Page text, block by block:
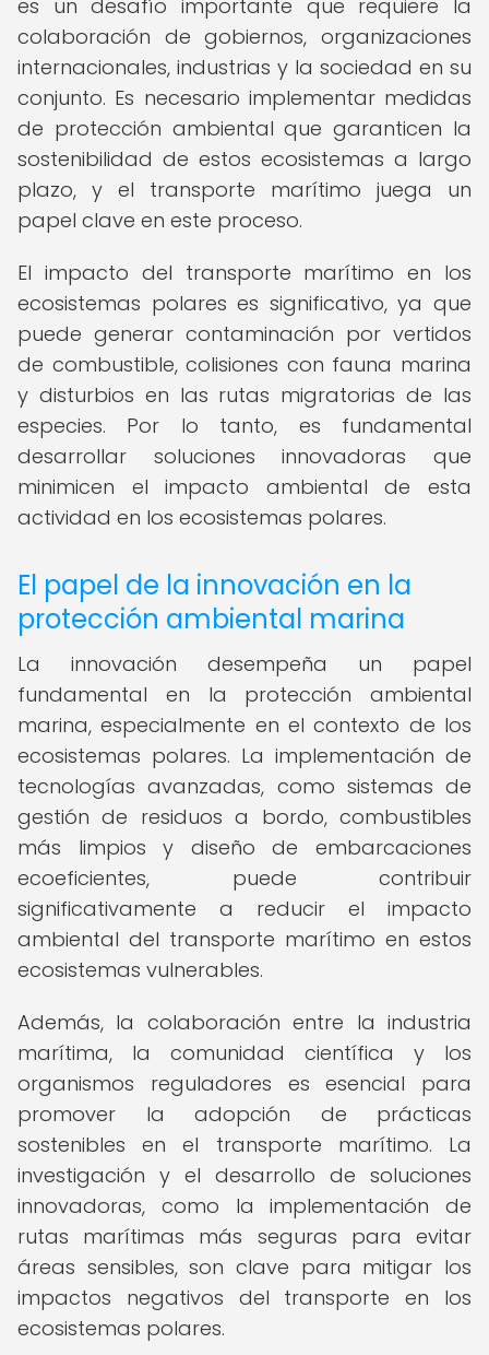
es un desafío importante que requiere la
colaboración de gobiernos, organizaciones
internacionales, industrias y la sociedad en su
conjunto. Es necesario implementar medidas
de protección ambiental que garanticen la
sostenibilidad de estos ecosistemas a largo
plazo, y el transporte marítimo juega un
papel clave en este proceso.
El impacto del transporte marítimo en los
ecosistemas polares es significativo, ya que
puede generar contaminación por vertidos
de combustible, colisiones con fauna marina
y disturbios en las rutas migratorias de las
especies. Por lo tanto, es fundamental
desarrollar soluciones innovadoras que
minimicen el impacto ambiental de esta
actividad en los ecosistemas polares.
El papel de la innovación en la
protección ambiental marina
La innovación desempeña un papel
fundamental en la protección ambiental
marina, especialmente en el contexto de los
ecosistemas polares. La implementación de
tecnologías avanzadas, como sistemas de
gestión de residuos a bordo, combustibles
más limpios y diseño de embarcaciones
ecoeficientes, puede contribuir
significativamente a reducir el impacto
ambiental del transporte marítimo en estos
ecosistemas vulnerables.
Además, la colaboración entre la industria
marítima, la comunidad científica y los
organismos reguladores es esencial para
promover la adopción de prácticas
sostenibles en el transporte marítimo. La
investigación y el desarrollo de soluciones
innovadoras, como la implementación de
rutas marítimas más seguras para evitar
áreas sensibles, son clave para mitigar los
impactos negativos del transporte en los
ecosistemas polares.